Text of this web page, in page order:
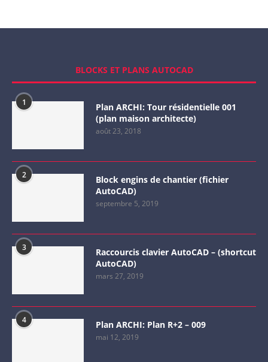
BLOCKS ET PLANS AUTOCAD
1
Plan ARCHI: Tour résidentielle 001
(plan maison architecte)
août 23, 2018
2
Block engins de chantier (fichier
AutoCAD)
septembre 5, 2019
3
Raccourcis clavier AutoCAD – (shortcut
AutoCAD)
mars 27, 2019
4 Plan ARCHI: Plan R+2 – 009
mai 12, 2019